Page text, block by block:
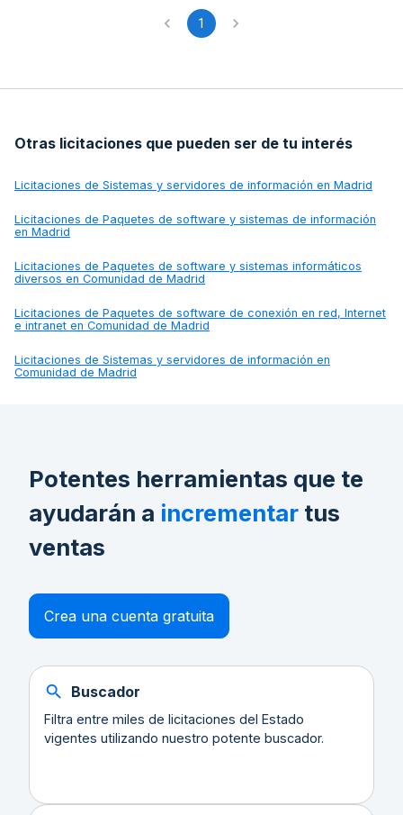
1
Otras licitaciones que pueden ser de tu interés
Licitaciones de Sistemas y servidores de información en Madrid
Licitaciones de Paquetes de software y sistemas de información
en Madrid
Licitaciones de Paquetes de software y sistemas informáticos
diversos en Comunidad de Madrid
Licitaciones de Paquetes de software de conexión en red, Internet
e intranet en Comunidad de Madrid
Licitaciones de Sistemas y servidores de información en
Comunidad de Madrid
Potentes herramientas que te
ayudarán a incrementar tus
ventas
Crea una cuenta gratuita
Buscador
Filtra entre miles de licitaciones del Estado
vigentes utilizando nuestro potente buscador.